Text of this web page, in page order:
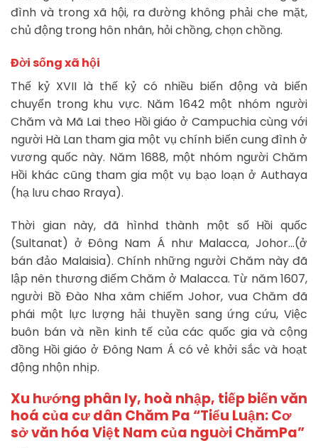
đình và trong xã hội, ra đường không phải che mặt,
chủ động trong hôn nhân, hỏi chồng, chọn chồng.
Đời sống xã hội
Thế kỷ XVII là thế kỷ có nhiều biến động và biến
chuyển trong khu vực. Năm 1642 một nhóm người
Chăm và Mã Lai theo Hồi giáo ở Campuchia cùng với
người Hà Lan tham gia một vụ chính biến cung đình ở
vương quốc này. Năm 1688, một nhóm người Chăm
Hồi khác cũng tham gia một vụ bạo loạn ở Authaya
(hạ lưu chao Rraya).
Thời gian này, đã hìnhd thành một số Hồi quốc
(Sultanat) ở Đông Nam Á như Malacca, Johor…(ở
bán đảo Malaisia). Chính những người Chăm này đã
lập nên thương điếm Chăm ở Malacca. Từ năm 1607,
người Bồ Đào Nha xâm chiếm Johor, vua Chăm đã
phái một lực lượng hải thuyền sang ứng cứu, Việc
buôn bán và nền kinh tế của các quốc gia và cộng
đồng Hồi giáo ở Đông Nam Á có vẻ khởi sắc và hoạt
động nhộn nhịp.
Xu hướng phân ly, hoà nhập, tiếp biến văn
hoá của cư dân Chăm Pa “Tiểu Luận: Cơ
sở văn hóa Việt Nam của nguời ChămPa”